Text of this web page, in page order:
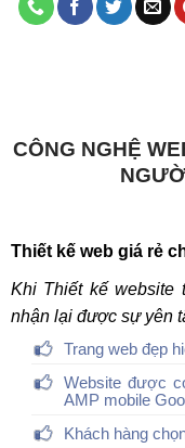
CÔNG NGHỆ
Thiết kế web giá rẻ
Khi Thiết kế website
nhận lại được sự yên
Trang web đẹp
Website được
AMP mobile
Khách hàng